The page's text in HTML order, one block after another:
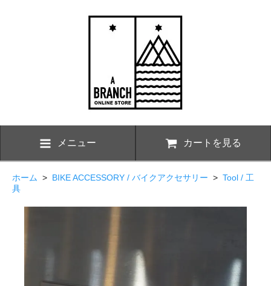
メニュー カートを見る
ホーム > BIKE ACCESSORY / バイクアクセサリー > Tool / 工
具